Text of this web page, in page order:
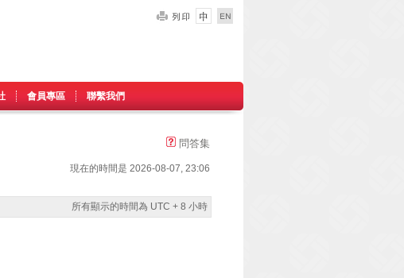
會員專區 聯繫我們
問答集
現在的時間是 2026-08-07, 23:06
所有顯示的時間為 UTC + 8 小時